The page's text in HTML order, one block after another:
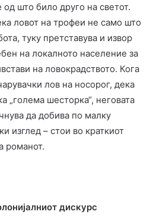
што било друго на светот.
ловот на трофеи не само што
туку претставува и извор
на локалното население за
на ловокрадството. Кога
лов на носорог, дека
„голема шесторка“, неговата
да добива по малку
изглед – стои во краткиот
романот.
дискурс